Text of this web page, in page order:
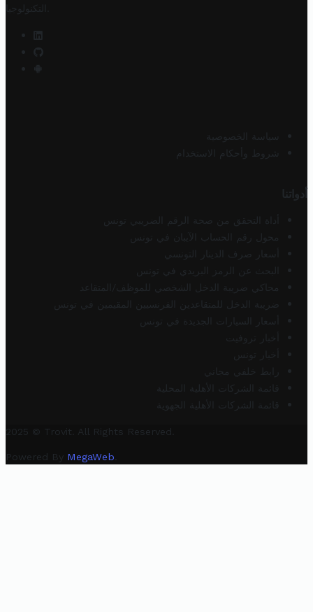
التكنولوجيا
سياسة الخصوصية
شروط وأحكام الاستخدام
أدواتنا
أداة التحقق من صحة الرقم الضريبي تونس
محول رقم الحساب الآيبان في تونس
أسعار صرف الدينار التونسي
البحث عن الرمز البريدي في تونس
محاكي ضريبة الدخل الشخصي للموظف/المتقاعد
ضريبة الدخل للمتقاعدين الفرنسيين المقيمين في تونس
أسعار السيارات الجديدة في تونس
أخبار تروفيت
أخبار تونس
رابط خلفي مجاني
قائمة الشركات الأهلية المحلية
قائمة الشركات الأهلية الجهوية
2025 © Trovit. All Rights Reserved.
Powered By MegaWeb